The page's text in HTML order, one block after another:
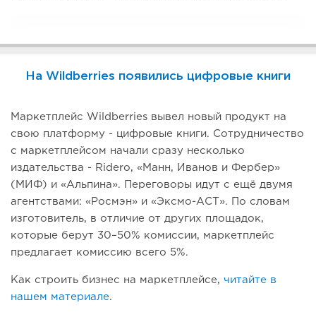
На Wildberries появились цифровые книги
Маркетплейс Wildberries вывел новый продукт на
свою платформу - цифровые книги. Сотрудничество
с маркетплейсом начали сразу несколько
издательства - Ridero, «Манн, Иванов и Фербер»
(МИФ) и «Альпина». Переговоры идут с ещё двумя
агентствами: «Росмэн» и «Эксмо-АСТ». По словам
изготовитель, в отличие от других площадок,
которые берут 30–50% комиссии, маркетплейс
предлагает комиссию всего 5%.
Как строить бизнес на маркетплейсе, читайте в
нашем материале.